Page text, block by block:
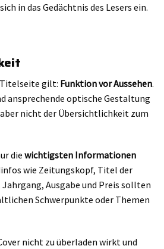
in das Gedächtnis des Lesers ein.
Titelseite gilt: Funktion vor Aussehen.
ansprechende optische Gestaltung
nicht der Übersichtlichkeit zum
die wichtigsten Informationen
wie Zeitungskopf, Titel der
Ausgabe und Preis sollten
Schwerpunkte oder Themen
nicht zu überladen wirkt und